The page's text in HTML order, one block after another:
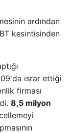
ardından
kesintisinden
ısrar ettiği
firması
8,5 milyon